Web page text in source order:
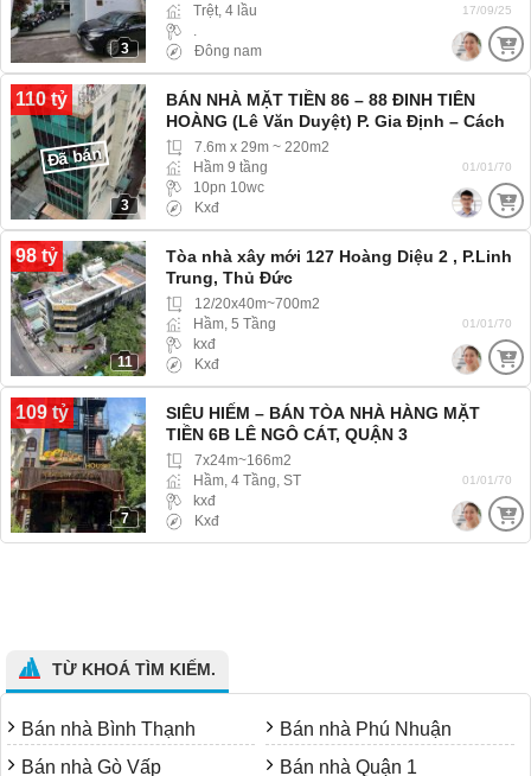
3
Trệt, 4 lầu
Đông nam
17/09/25
110 tỷ
3
Đã bán
BÁN NHÀ MẶT TIỀN 86 – 88 ĐINH TIÊN
HOÀNG (Lê Văn Duyệt) P. Gia Định – Cách
Quận 1 200m
7.6m x 29m ~ 220m2
Hầm 9 tầng
10pn 10wc
Kxđ
01/01/70
98 tỷ
11
Tòa nhà xây mới 127 Hoàng Diệu 2 , P.Linh
Trung, Thủ Đức
12/20x40m~700m2
Hầm, 5 Tầng
kxđ
Kxđ
01/01/70
109 tỷ
7
SIÊU HIẾM – BÁN TÒA NHÀ HÀNG MẶT
TIỀN 6B LÊ NGÔ CÁT, QUẬN 3
7x24m~166m2
Hầm, 4 Tầng, ST
kxđ
Kxđ
01/01/70
TỪ KHOÁ TÌM KIẾM.
Bán nhà Bình Thạnh
Bán nhà Phú Nhuận
Bán nhà Gò Vấp
Bán nhà Quận 1